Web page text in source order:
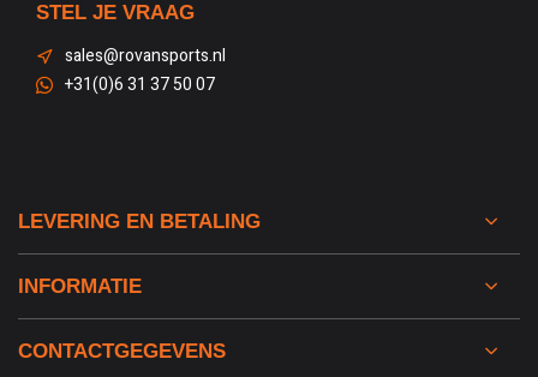
STEL JE VRAAG
sales@rovansports.nl
+31(0)6 31 37 50 07
LEVERING EN BETALING
INFORMATIE
CONTACTGEGEVENS